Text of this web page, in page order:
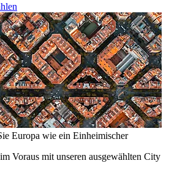
Europa wie ein Einheimischer
Voraus mit unseren ausgewählten City